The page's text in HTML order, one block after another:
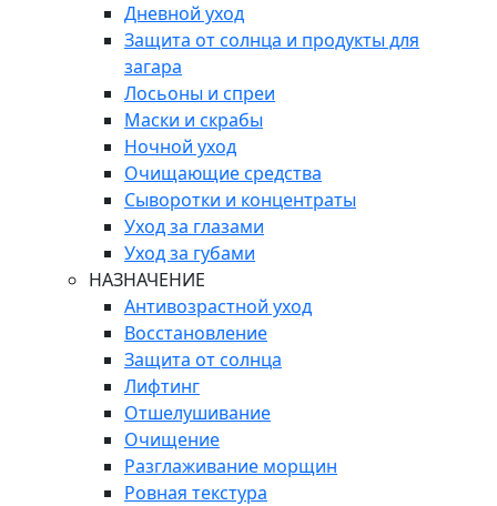
Дневной уход
Защита от солнца и продукты для
загара
Лосьоны и спреи
Маски и скрабы
Ночной уход
Очищающие средства
Сыворотки и концентраты
Уход за глазами
Уход за губами
НАЗНАЧЕНИЕ
Антивозрастной уход
Восстановление
Защита от солнца
Лифтинг
Отшелушивание
Очищение
Разглаживание морщин
Ровная текстура